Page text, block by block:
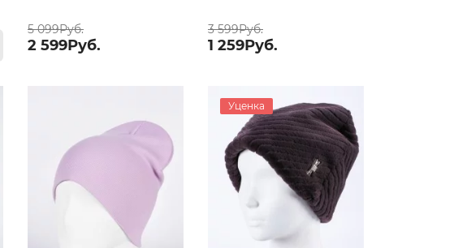
5 099Руб.
2 599Руб.
3 599Руб.
1 259Руб.
Уценка